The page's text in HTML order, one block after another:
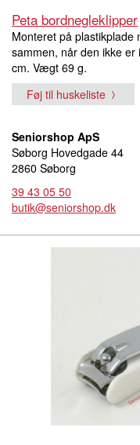
Peta bordnegleklipper
Monteret på plastikplade
sammen, når den ikke
cm. Vægt 69 g.
Føj til huskeliste
Seniorshop ApS
Søborg Hovedgade 44
2860 Søborg
39 43 05 50
butik@seniorshop.dk